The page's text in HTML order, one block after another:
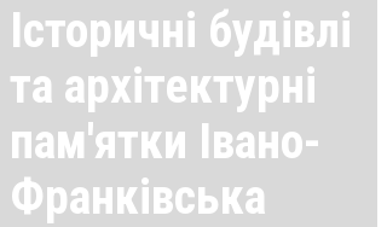
Історичні будівлі
та архітектурні
пам'ятки Івано-
Франківська